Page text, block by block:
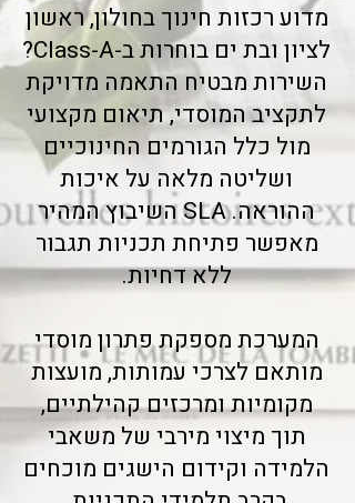
מדוע רכזות חינוך בחולון, ראשון
לציון ובת ים בוחרות ב-Class-A?
השירות מבטיח התאמה מדויקת
לתקציב המוסדי, תיאום מקצועי
מול כלל הגורמים החינוכיים
ושליטה מלאה על איכות
ההוראה. SLA השיבוץ המהיר
מאפשר פתיחת תכניות תגבור
ללא דחיות.
המערכת מספקת פתרון מוסדי
מותאם לצרכי עמותות, מועצות
מקומיות ומרכזים קהילתיים,
תוך מיצוי מירבי של משאבי
הלמידה וקידום הישגים מוכחים